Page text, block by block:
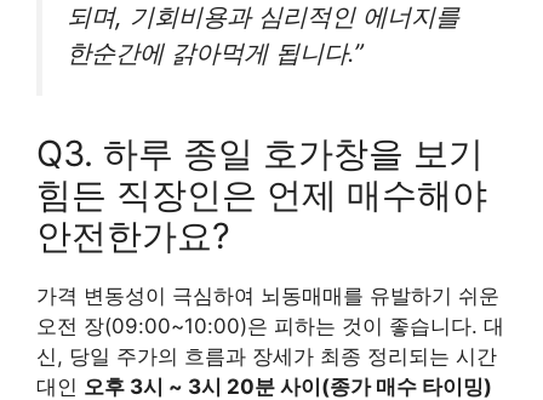
되며, 기회비용과 심리적인 에너지를
한순간에 갉아먹게 됩니다.”
Q3. 하루 종일 호가창을 보기
힘든 직장인은 언제 매수해야
안전한가요?
가격 변동성이 극심하여 뇌동매매를 유발하기 쉬운
오전 장(09:00~10:00)은 피하는 것이 좋습니다. 대
신, 당일 주가의 흐름과 장세가 최종 정리되는 시간
대인 오후 3시 ~ 3시 20분 사이(종가 매수 타이밍)